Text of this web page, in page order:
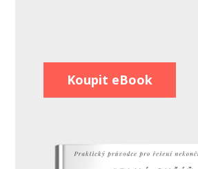
Koupit eBook